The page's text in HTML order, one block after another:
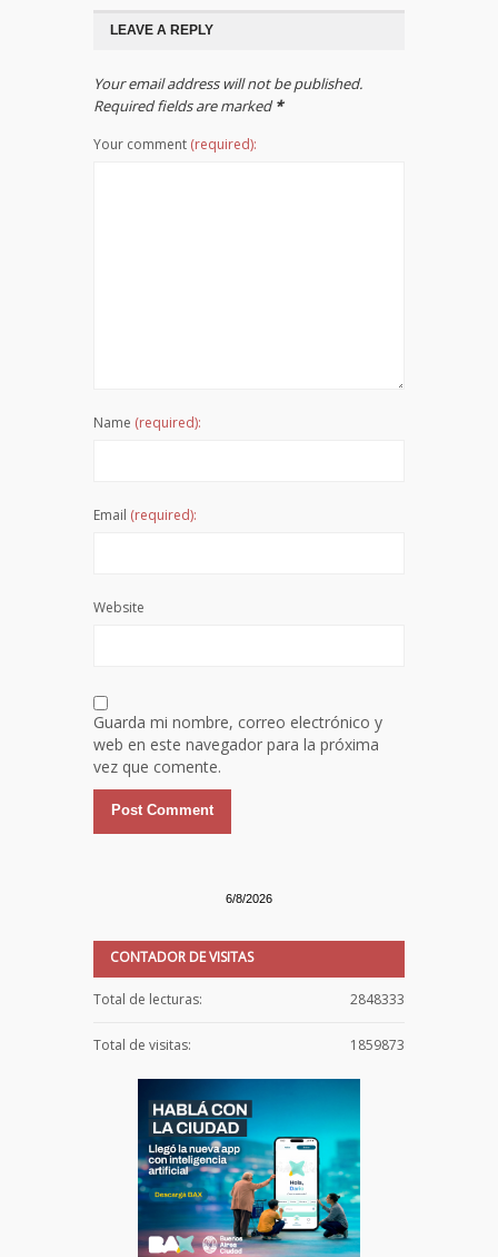
LEAVE A REPLY
Your email address will not be published.
Required fields are marked*
Your comment (required):
Name (required):
Email (required):
Website
Guarda mi nombre, correo electrónico y
web en este navegador para la próxima
vez que comente.
6/8/2026
CONTADOR DE VISITAS
2848333
Total de lecturas:
1859873
Total de visitas: